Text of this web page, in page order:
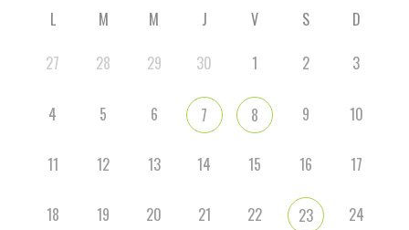
L M M J V S
D
27
28 29 30 1 2 3
4 5 6 7 8 9 10
11 12 13 14 15 16 17
18 19 20 21 22 23 24